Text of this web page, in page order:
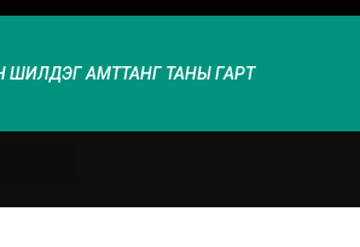
ШИЛДЭГ АМТТАНГ ТАНЫ ГАРТ